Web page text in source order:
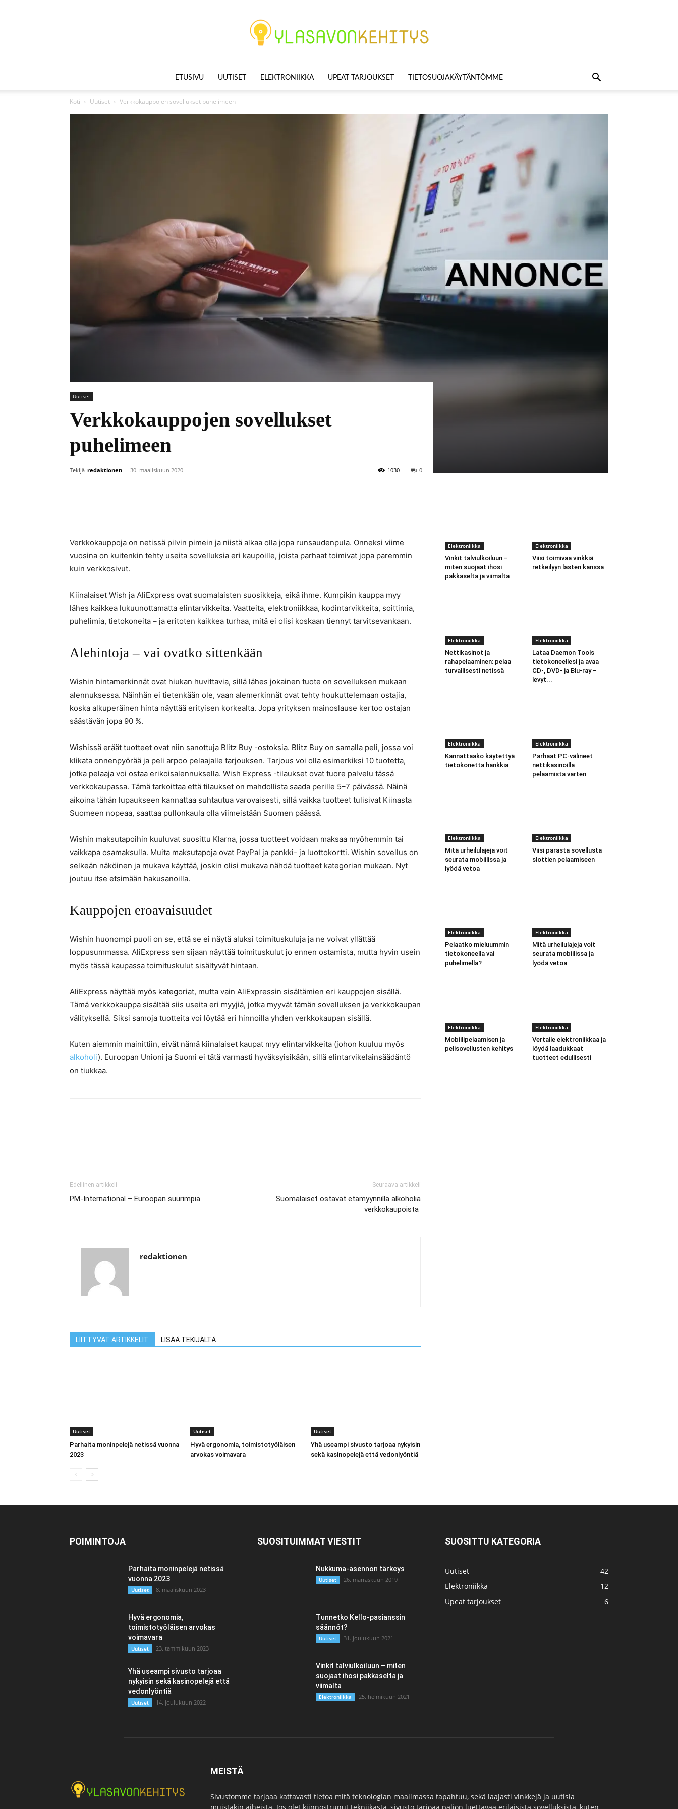
Ylasavonkehitys
ETUSIVU UUTISET ELEKTRONIIKKA UPEAT TARJOUKSET TIETOSUOJAKÄYTÄNTÖMME
Koti Uutiset Verkkokauppojen sovellukset puhelimeen
Uutiset
Verkkokauppojen sovellukset
puhelimeen
Tekijä redaktionen - 30. maaliskuun 2020 0
1030
Verkkokauppoja on netissä pilvin pimein ja niistä alkaa olla jopa runsaudenpula. Onneksi viime
vuosina on kuitenkin tehty useita sovelluksia eri kaupoille, joista parhaat toimivat jopa paremmin
kuin verkkosivut.
Kiinalaiset Wish ja AliExpress ovat suomalaisten suosikkeja, eikä ihme. Kumpikin kauppa myy
lähes kaikkea lukuunottamatta elintarvikkeita. Vaatteita, elektroniikkaa, kodintarvikkeita, soittimia,
puhelimia, tietokoneita – ja eritoten kaikkea turhaa, mitä ei olisi koskaan tiennyt tarvitsevankaan.
Alehintoja – vai ovatko sittenkään
Wishin hintamerkinnät ovat hiukan huvittavia, sillä lähes jokainen tuote on sovelluksen mukaan
alennuksessa. Näinhän ei tietenkään ole, vaan alemerkinnät ovat tehty houkuttelemaan ostajia,
koska alkuperäinen hinta näyttää erityisen korkealta. Jopa yrityksen mainoslause kertoo ostajan
säästävän jopa 90 %.
Wishissä eräät tuotteet ovat niin sanottuja Blitz Buy -ostoksia. Blitz Buy on samalla peli, jossa voi
klikata onnenpyörää ja peli arpoo pelaajalle tarjouksen. Tarjous voi olla esimerkiksi 10 tuotetta,
jotka pelaaja voi ostaa erikoisalennuksella. Wish Express -tilaukset ovat tuore palvelu tässä
verkkokaupassa. Tämä tarkoittaa että tilaukset on mahdollista saada perille 5–7 päivässä. Näinä
aikoina tähän lupaukseen kannattaa suhtautua varovaisesti, sillä vaikka tuotteet tulisivat Kiinasta
Suomeen nopeaa, saattaa pullonkaula olla viimeistään Suomen päässä.
Wishin maksutapoihin kuuluvat suosittu Klarna, jossa tuotteet voidaan maksaa myöhemmin tai
vaikkapa osamaksulla. Muita maksutapoja ovat PayPal ja pankki- ja luottokortti. Wishin sovellus on
selkeän näköinen ja mukava käyttää, joskin olisi mukava nähdä tuotteet kategorian mukaan. Nyt
joutuu itse etsimään hakusanoilla.
Kauppojen eroavaisuudet
Wishin huonompi puoli on se, että se ei näytä aluksi toimituskuluja ja ne voivat yllättää
loppusummassa. AliExpress sen sijaan näyttää toimituskulut jo ennen ostamista, mutta hyvin usein
myös tässä kaupassa toimituskulut sisältyvät hintaan.
AliExpress näyttää myös kategoriat, mutta vain AliExpressin sisältämien eri kauppojen sisällä.
Tämä verkkokauppa sisältää siis useita eri myyjiä, jotka myyvät tämän sovelluksen ja verkkokaupan
välityksellä. Siksi samoja tuotteita voi löytää eri hinnoilla yhden verkkokaupan sisällä.
Kuten aiemmin mainittiin, eivät nämä kiinalaiset kaupat myy elintarvikkeita (johon kuuluu myös
alkoholi). Euroopan Unioni ja Suomi ei tätä varmasti hyväksyisikään, sillä elintarvikelainsäädäntö
on tiukkaa.
Edellinen artikkeli
PM-International – Euroopan suurimpia
Seuraava artikkeli
Suomalaiset ostavat etämyynnillä alkoholia
verkkokaupoista
redaktionen
LIITTYVÄT ARTIKKELIT LISÄÄ TEKIJÄLTÄ
Uutiset
Parhaita moninpelejä netissä vuonna
2023
Uutiset
Hyvä ergonomia, toimistotyöläisen
arvokas voimavara
Uutiset
Yhä useampi sivusto tarjoaa nykyisin
sekä kasinopelejä että vedonlyöntiä
Elektroniikka
Vinkit talviulkoiluun –
miten suojaat ihosi
pakkaselta ja viimalta
Elektroniikka
Viisi toimivaa vinkkiä
retkeilyyn lasten kanssa
Elektroniikka
Nettikasinot ja
rahapelaaminen: pelaa
turvallisesti netissä
Elektroniikka
Lataa Daemon Tools
tietokoneellesi ja avaa
CD-, DVD- ja Blu-ray –
levyt...
Elektroniikka
Kannattaako käytettyä
tietokonetta hankkia
Elektroniikka
Parhaat PC-välineet
nettikasinoilla
pelaamista varten
Elektroniikka
Mitä urheilulajeja voit
seurata mobiilissa ja
lyödä vetoa
Elektroniikka
Viisi parasta sovellusta
slottien pelaamiseen
Elektroniikka
Pelaatko mieluummin
tietokoneella vai
puhelimella?
Elektroniikka
Mitä urheilulajeja voit
seurata mobiilissa ja
lyödä vetoa
Elektroniikka
Mobiilipelaamisen ja
pelisovellusten kehitys
Elektroniikka
Vertaile elektroniikkaa ja
löydä laadukkaat
tuotteet edullisesti
POIMINTOJA
Parhaita moninpelejä netissä
vuonna 2023
Uutiset 8. maaliskuun 2023
Hyvä ergonomia,
toimistotyöläisen arvokas
voimavara
Uutiset 23. tammikuun 2023
Yhä useampi sivusto tarjoaa
nykyisin sekä kasinopelejä että
vedonlyöntiä
Uutiset 14. joulukuun 2022
SUOSITUIMMAT VIESTIT
Nukkuma-asennon tärkeys
Uutiset 26. marraskuun 2019
Tunnetko Kello-pasianssin
säännöt?
Uutiset 31. joulukuun 2021
Vinkit talviulkoiluun – miten
suojaat ihosi pakkaselta ja
viimalta
Elektroniikka 25. helmikuun 2021
SUOSITTU KATEGORIA
Uutiset
42
Elektroniikka
12
Upeat tarjoukset
6
MEISTÄ
Sivustomme tarjoaa kattavasti tietoa mitä teknologian maailmassa tapahtuu, sekä laajasti vinkkejä ja uutisia